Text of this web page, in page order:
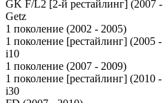
GK F/L2 [2-й рестайлинг] (2007
Getz
1 поколение (2002 - 2005)
1 поколение [рестайлинг] (2005
i10
1 поколение (2007 - 2009)
1 поколение [рестайлинг] (2010
i30